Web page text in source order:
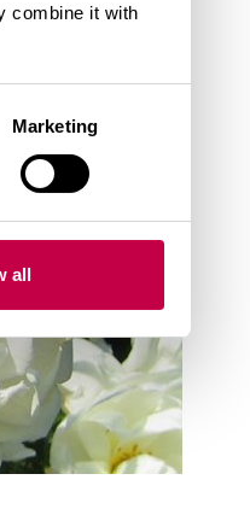
combine it with
Marketing
all